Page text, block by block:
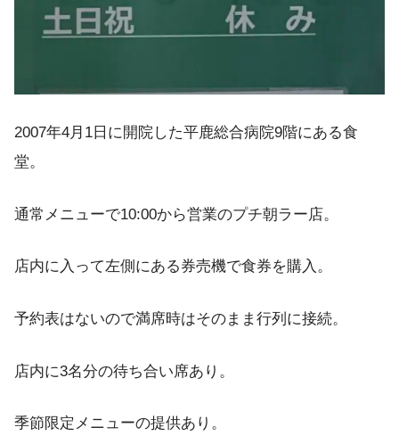
2007年4月1日に開院した平鹿総合病院9階にある食
堂。
通常メニューで10:00から営業のプチ朝ラー店。
店内に入って左側にある券売機で食券を購入。
予約表はないので満席時はそのまま行列に接続。
店内に3名分の待ち合い席あり。
季節限定メニューの提供あり。